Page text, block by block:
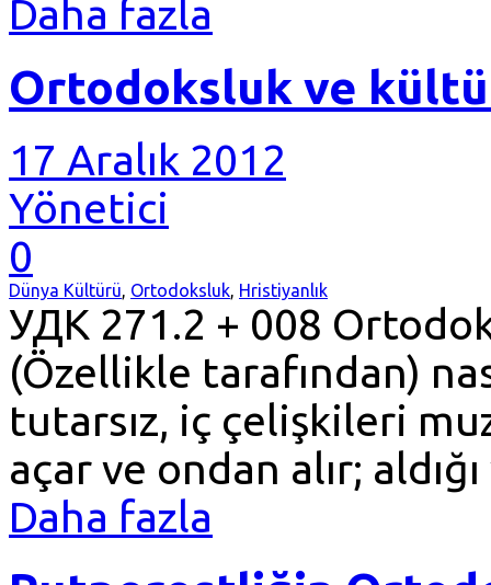
Daha fazla
Ortodoksluk ve
17 Aralık 2012
Yönetici
0
Dünya Kültürü, Ortodoksluk, Hristiyanlık
УДК 271.2 + 008
(Özellikle tarafından)
tutarsız, iç çelişkileri
açar ve ondan alır;
Daha fazla